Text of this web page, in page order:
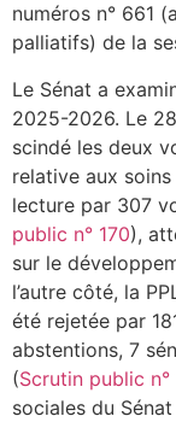
numéros n° 661
palliatifs) de la
Le Sénat a
2025-2026. Le
scindé les deux
relative aux
lecture par 307
public n° 170),
sur le
l’autre côté, la
été rejetée par
abstentions, 7
(Scrutin public n°
sociales du